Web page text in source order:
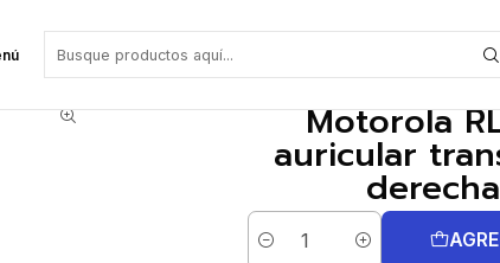
pequeño para oreja derecha Precio con iva incluido
Motorola
auricular
Cantidad